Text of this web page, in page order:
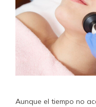
Aunque el tiempo no